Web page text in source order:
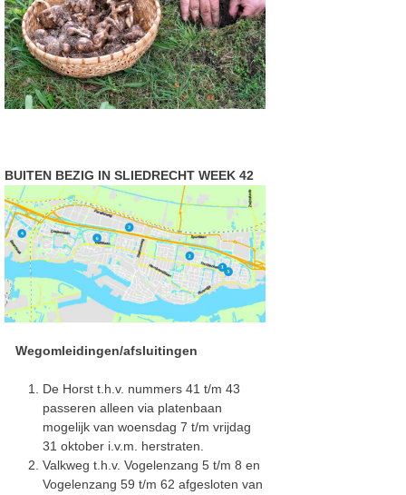
BUITEN BEZIG IN SLIEDRECHT WEEK 42
Wegomleidingen/afsluitingen
De Horst t.h.v. nummers 41 t/m 43
passeren alleen via platenbaan
mogelijk van woensdag 7 t/m vrijdag
31 oktober i.v.m. herstraten.
Valkweg t.h.v. Vogelenzang 5 t/m 8 en
Vogelenzang 59 t/m 62 afgesloten van